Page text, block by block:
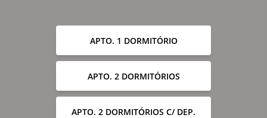
APTO. 1 DORMITÓRIO
APTO. 2 DORMITÓRIOS
APTO. 2 DORMITÓRIOS C/ DEP.